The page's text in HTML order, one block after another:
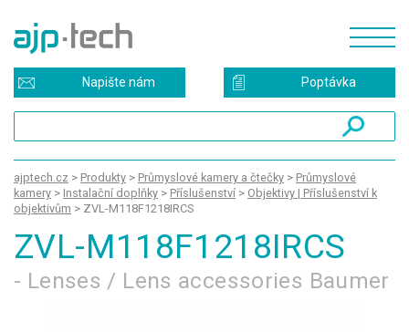
Poptávka
Napište nám
ajptech.cz > Produkty > Průmyslové kamery a čtečky > Průmyslové
kamery > Instalační doplňky > Příslušenství > Objektivy | Příslušenství k
objektivům > ZVL-M118F1218IRCS
ZVL-M118F1218IRCS
- Lenses / Lens accessories Baumer